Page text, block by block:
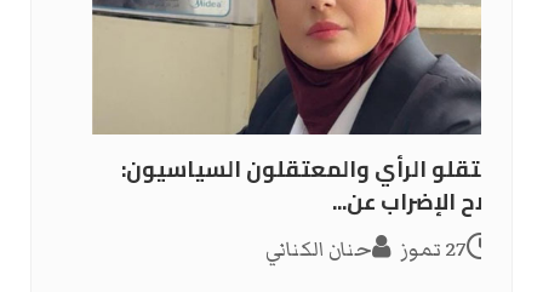
معتقلو الرأي والمعتقلون السياسيون:
سلاح الإضراب عن...
27 تموز حنان الكناني